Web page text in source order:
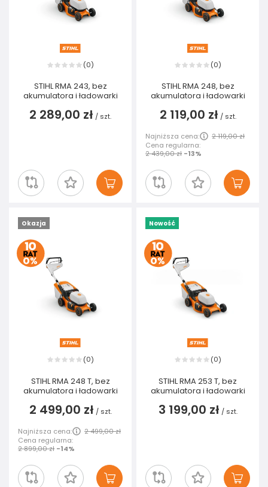
(0)
STIHL RMA 243, bez
akumulatora i ładowarki
2 289,00 zł / szt.
(0)
STIHL RMA 248, bez
akumulatora i ładowarki
2 119,00 zł / szt.
Najniższa cena:
2 119,00 zł
Cena regularna:
2 439,00 zł -13%
Okazja
(0)
STIHL RMA 248 T, bez
akumulatora i ładowarki
2 499,00 zł / szt.
Najniższa cena:
2 499,00 zł
Cena regularna:
2 899,00 zł -14%
Nowość
(0)
STIHL RMA 253 T, bez
akumulatora i ładowarki
3 199,00 zł / szt.